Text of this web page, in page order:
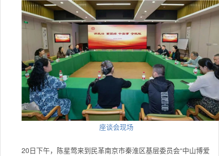
座谈会现场
20日下午，陈星莺来到民革南京市秦淮区基层委员会“中山博爱